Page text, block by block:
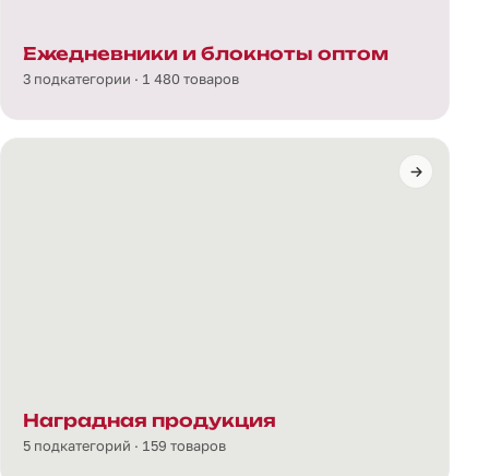
Ежедневники и блокноты оптом
3 подкатегории · 1 480 товаров
Наградная продукция
5 подкатегорий · 159 товаров